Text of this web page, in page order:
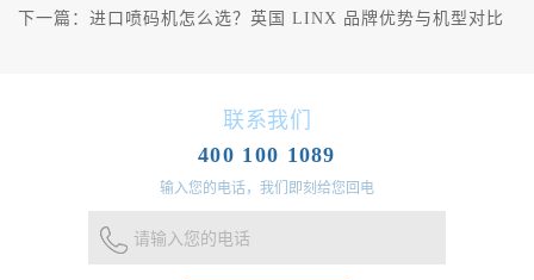
下一篇： 进口喷码机怎么选？英国 LINX 品牌优势与机型对比
联系我们
400 100 1089
输入您的电话，我们即刻给您回电
请输入您的电话